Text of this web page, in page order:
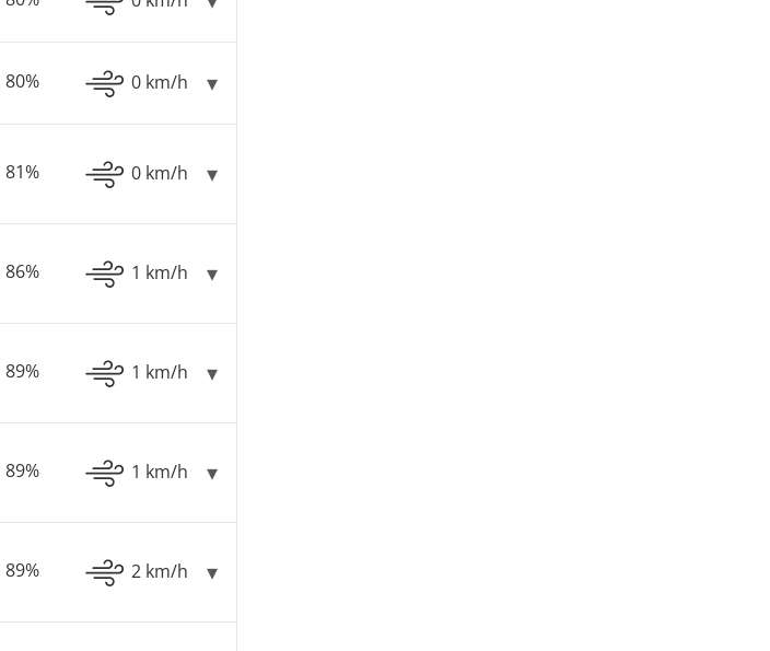
80% 0 km/h
81% 0 km/h
86% 1 km/h
89% 1 km/h
89% 1 km/h
89% 2 km/h